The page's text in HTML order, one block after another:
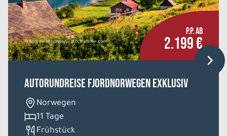
© Andrew Mayovskyy - stock.adobe.com
P.P. AB
2.199 €
Autorundreise Fjordnorwegen Exklusiv
Norwegen
11 Tage
Frühstück